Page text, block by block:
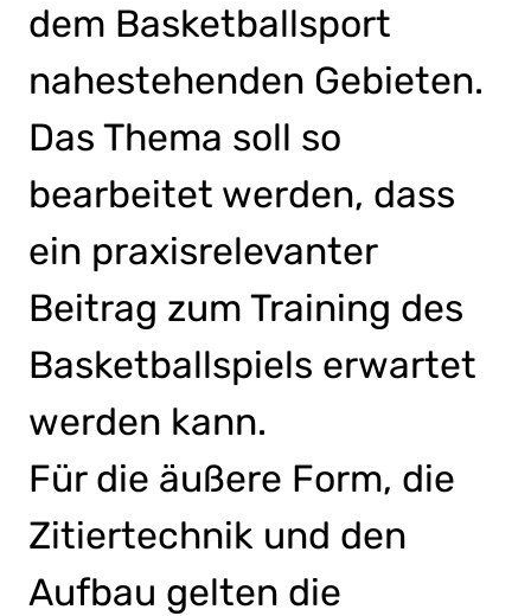
dem Basketballsport
nahestehenden Gebieten.
Das Thema soll so
bearbeitet werden, dass
ein praxisrelevanter
Beitrag zum Training des
Basketballspiels erwartet
werden kann.
Für die äußere Form, die
Zitiertechnik und den
Aufbau gelten die